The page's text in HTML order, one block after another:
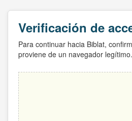
Verificación de
Para continuar hacia Biblat,
proviene de un navegador legítimo.